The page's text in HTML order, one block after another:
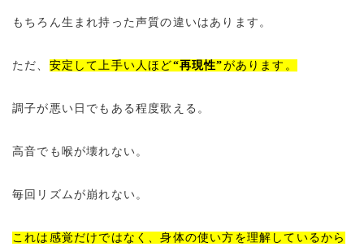
もちろん生まれ持った声質の違いはあります。
ただ、 安定して上手い人ほど“再現性”があります。
調子が悪い日でもある程度歌える。
高音でも喉が壊れない。
毎回リズムが崩れない。
これは感覚だけではなく、身体の使い方を理解しているから